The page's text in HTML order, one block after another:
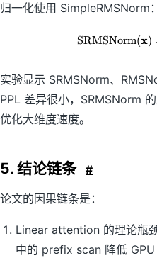
归一化使用 SimpleRMSNorm：
SRMSNorm(x)
实验显示 SRMSNorm、
PPL 差异很小，SRMSNorm
优化大维度速度。
5. 结论链条 #
论文的因果链条是：
Linear attention 的理论瓶
中的 prefix scan 降低 GPU